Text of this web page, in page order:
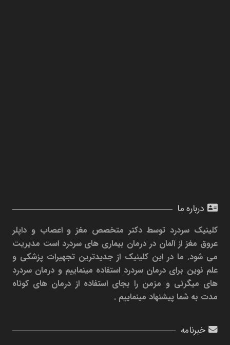
درباره ما
کلینیک سردرد توسط دکتر متخصص مغز و اعصاب و داپلر
عروق مغز از آلمان در درمان بیماری های سردرد است مدیریت
می شود. ما در این کلینیک از جدیدترین تجهیرات پزشکی و
علم نوین برای درمان سردرد استفاده مینماییم و درمان سردرد
های میگرنی و مزمن را بجای استفاده از درمان های کوتاه
مدت به شما پیشنهاد مینماییم .
خبرنامه